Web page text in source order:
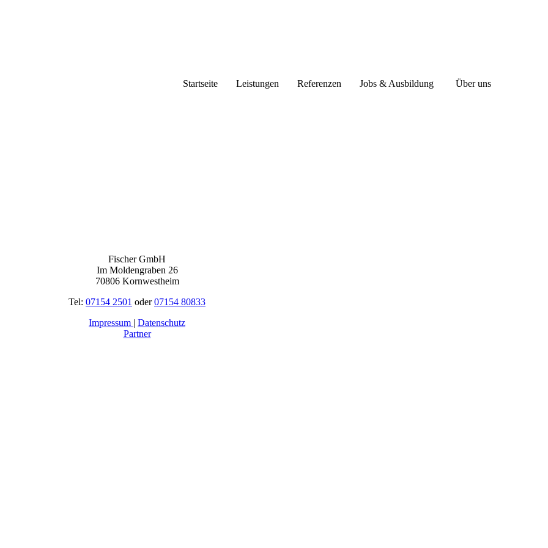
Startseite Leistungen Referenzen Jobs & Ausbildung Über uns
Fischer GmbH
Im Moldengraben 26
70806 Kornwestheim
Tel: 07154 2501 oder07154 80833
Impressum | Datenschutz
Partner